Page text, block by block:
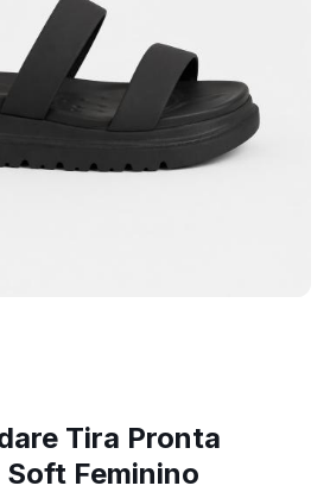
Tira Pronta
Feminino